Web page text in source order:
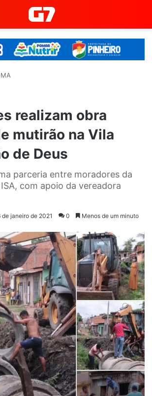
realizam obra
mutirão na Vila
de Deus
parceria entre moradores da
com apoio da vereadora
de janeiro de 2021 0 Menos de um minuto